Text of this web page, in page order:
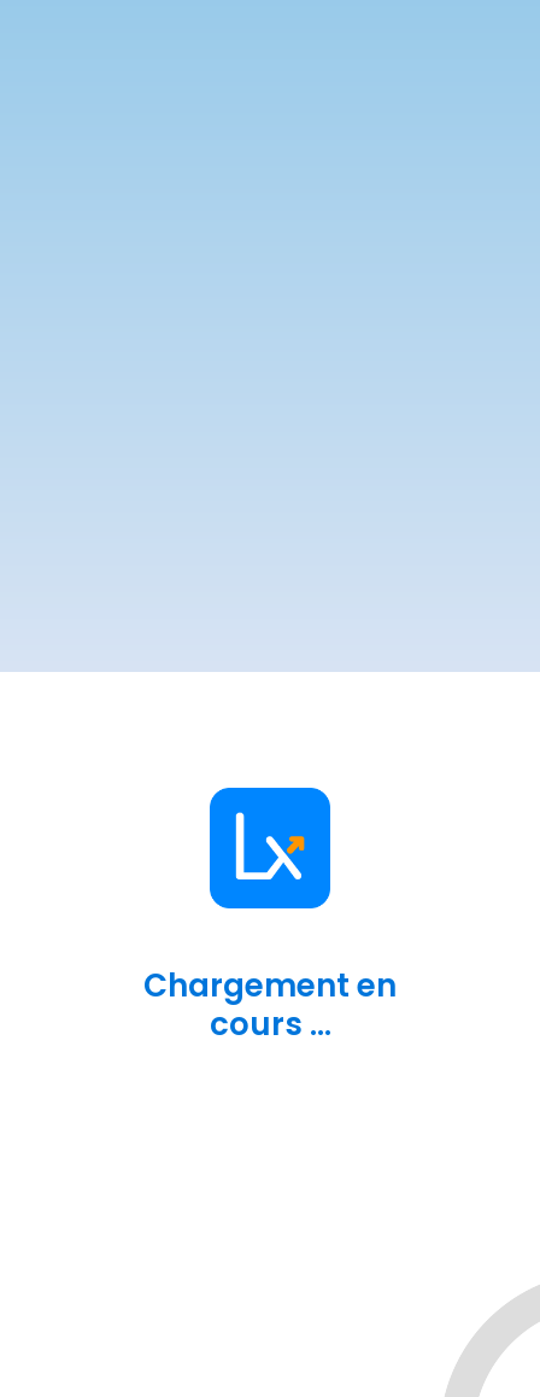
Chargement en
cours ...